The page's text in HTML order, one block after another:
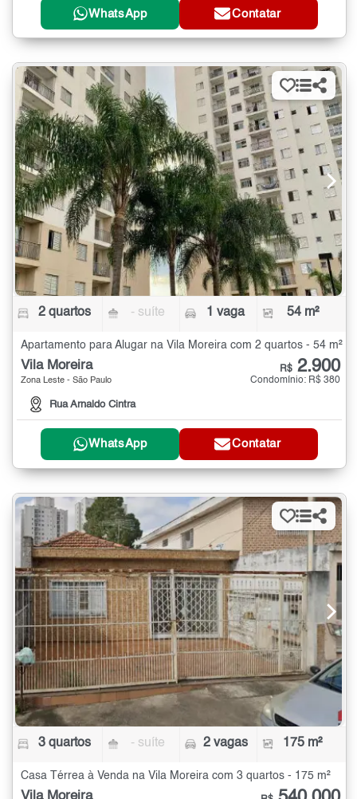
WhatsApp Contatar
2 quartos - suíte 1 vaga 54 m²
Apartamento para Alugar na Vila Moreira com 2 quartos - 54 m²
Vila Moreira
Zona Leste - São Paulo
Rua Arnaldo Cintra
R$ 2.900
Condomínio: R$ 380
WhatsApp Contatar
3 quartos - suíte 2 vagas 175 m²
Casa Térrea à Venda na Vila Moreira com 3 quartos - 175 m²
Vila Moreira